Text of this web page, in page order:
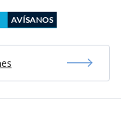
AVÍSANOS